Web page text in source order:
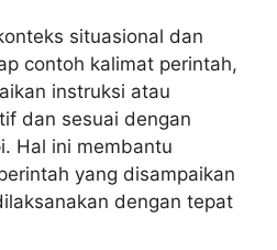
situasional dan
contoh kalimat perintah,
instruksi atau
dan sesuai dengan
Hal ini membantu
yang disampaikan
dengan tepat